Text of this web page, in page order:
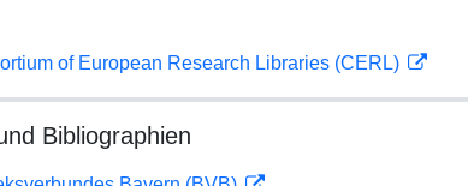
of European Research Libraries (CERL)
Bibliographien